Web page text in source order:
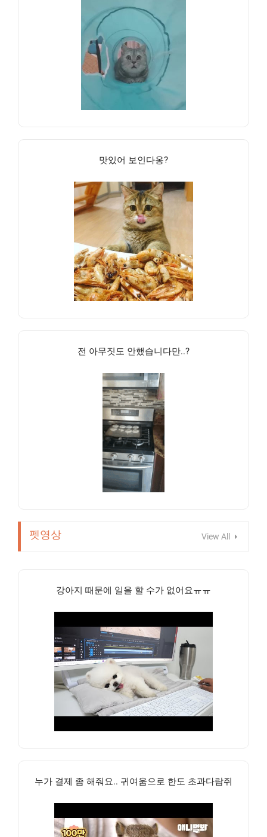
맛있어 보인다옹?
전 아무짓도 안했습니다만..?
펫영상 View All
강아지 때문에 일을 할 수가 없어요ㅠㅠ
누가 결제 좀 해줘요.. 귀여움으로 한도 초과다람쥐